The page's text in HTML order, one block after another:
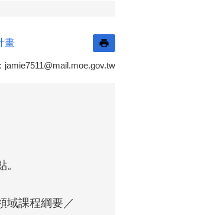
畫
jamie7511@mail.moe.gov.tw
域課程綱要／